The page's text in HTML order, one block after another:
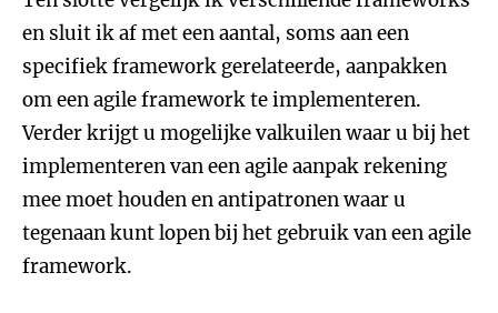
en sluit ik af met een aantal, soms aan een
specifiek framework gerelateerde, aanpakken
om een agile framework te implementeren.
Verder krijgt u mogelijke valkuilen waar u bij het
implementeren van een agile aanpak rekening
mee moet houden en antipatronen waar u
tegenaan kunt lopen bij het gebruik van een agile
framework.